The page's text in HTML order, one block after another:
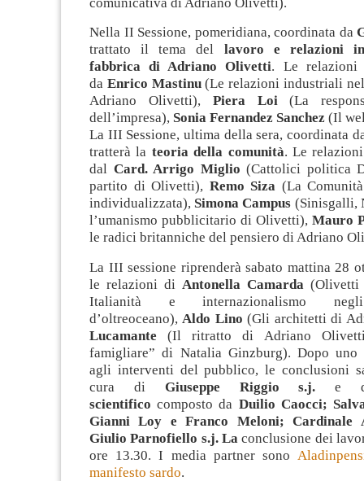
Nella II Sessione, pomeridiana, coordinata da
trattato il tema del lavoro e relazioni
fabbrica di Adriano Olivetti. Le relazioni
da Enrico Mastinu(Le relazioni industriali
Adriano Olivetti), Piera Loi(La
dell’impresa), Sonia Fernandez Sanchez (Il
La III Sessione, ultima della sera, coordinata
tratterà la teoria della comunità. Le
dal Card. Arrigo Miglio (Cattolici politica
partito di Olivetti), Remo Siza (La
individualizzata), Simona Campus (Sinisgalli,
l’umanismo pubblicitario di Olivetti), Mauro
le radici britanniche del pensiero di Adriano
La III sessione riprenderà sabato mattina 28
le relazioni di Antonella Camarda (Olivetti
Italianità e internazionalismo
d’oltreoceano), Aldo Lino (Gli architetti di
Lucamante (Il ritratto di Adriano
famigliare” di Natalia Ginzburg). Dopo uno
agli interventi del pubblico, le conclusioni
cura di Giuseppe Riggio s.j. e
scientifico composto da Duilio Caocci;
Gianni Loy e Franco Meloni; Cardinale
Giulio Parnofiello s.j. Laconclusione dei
ore 13.30. I media partner sono
manifesto sardo.